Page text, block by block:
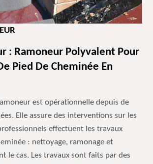
: Ramoneur Polyvalent Pour
Pied De Cheminée En
est opérationnelle depuis de
Elle assure des interventions sur les
effectuent les travaux
: nettoyage, ramonage et
le cas. Les travaux sont faits par des